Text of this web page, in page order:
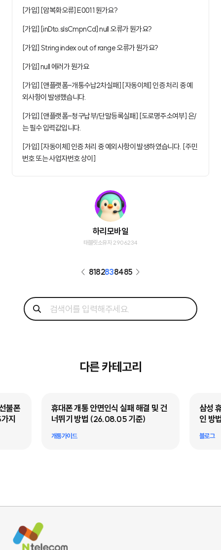
[가입] [암복화오류] E0011 뭔가요?
[가입] [inDto.slsCmpnCd] null 오류가 뭔가요?
[가입] String index out of range 오류가 뭔가요?
[가입] null 에러가 뭔가요
[가입] [앤플랫폼-개통수납2차실패] [자동이체] 인증 처리 중 예
외사항이 발생했습니다.
[가입] [앤플랫폼-청구납부/단말등록실패] [도로명주소여부] 은/
는 필수 입력값입니다.
[가입] [자동이체] 인증 처리 중 예외사항이 발생하였습니다. [주민
번호 또는 사업자번호 상이]
하리모바일
태블릿소유자 2906234
8182838485
다른 카테고리
불폰
지
휴대폰 개통 안면인식 실패 해결 및 건
너뛰기 방법 (26.08.05 기준)
개통가이드
삼성
인 방
블로그